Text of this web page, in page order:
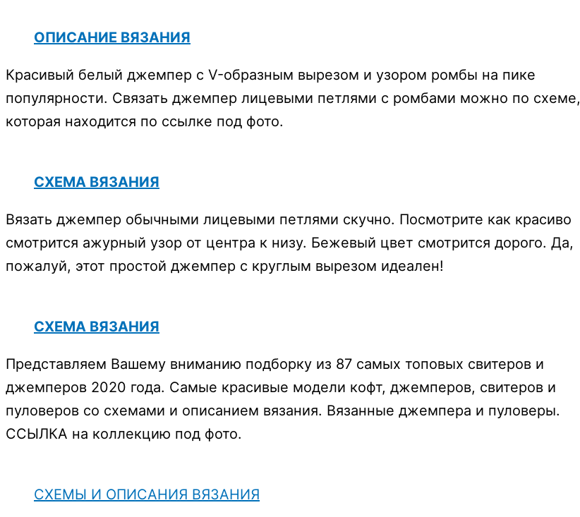
ОПИСАНИЕ ВЯЗАНИЯ
Красивый белый джемпер с V-образным вырезом и узором ромбы на пике
популярности. Связать джемпер лицевыми петлями с ромбами можно по схеме,
которая находится по ссылке под фото.
СХЕМА ВЯЗАНИЯ
Вязать джемпер обычными лицевыми петлями скучно. Посмотрите как красиво
смотрится ажурный узор от центра к низу. Бежевый цвет смотрится дорого. Да,
пожалуй, этот простой джемпер с круглым вырезом идеален!
СХЕМА ВЯЗАНИЯ
Представляем Вашему вниманию подборку из 87 самых топовых свитеров и
джемперов 2020 года. Самые красивые модели кофт, джемперов, свитеров и
пуловеров со схемами и описанием вязания. Вязанные джемпера и пуловеры.
ССЫЛКА на коллекцию под фото.
СХЕМЫ И ОПИСАНИЯ ВЯЗАНИЯ